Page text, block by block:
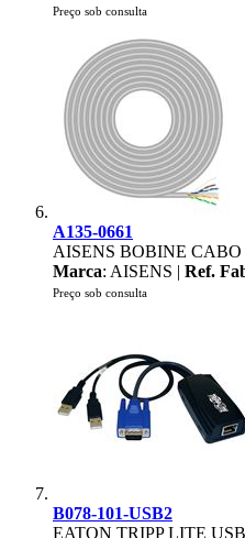
Preço sob consulta
A135-0661
AISENS BOBINE
Marca: AISENS | Ref.
Preço sob consulta
B078-101-USB2
EATON TRIPP LITE